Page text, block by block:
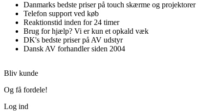
Danmarks bedste priser på touch skærme og projektorer
Telefon support ved køb
Reaktionstid inden for 24 timer
Brug for hjælp? Vi er kun et opkald væk
DK's bedste priser på AV udstyr
Dansk AV forhandler siden 2004
Bliv kunde
Og få fordele!
Log ind